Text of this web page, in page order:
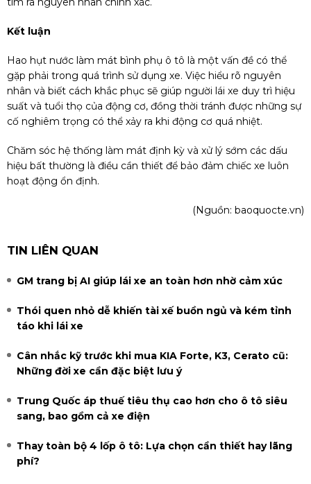
Kết luận
Hao hụt nước làm mát bình phụ ô tô là một vấn đề có thể
gặp phải trong quá trình sử dụng xe. Việc hiểu rõ nguyên
nhân và biết cách khắc phục sẽ giúp người lái xe duy trì hiệu
suất và tuổi thọ của động cơ, đồng thời tránh được những sự
cố nghiêm trọng có thể xảy ra khi động cơ quá nhiệt.
Chăm sóc hệ thống làm mát định kỳ và xử lý sớm các dấu
hiệu bất thường là điều cần thiết để bảo đảm chiếc xe luôn
hoạt động ổn định.
(Nguồn: baoquocte.vn)
TIN LIÊN QUAN
GM trang bị AI giúp lái xe an toàn hơn nhờ cảm xúc
Thói quen nhỏ dễ khiến tài xế buồn ngủ và kém tỉnh
táo khi lái xe
Cân nhắc kỹ trước khi mua KIA Forte, K3, Cerato cũ:
Những đời xe cần đặc biệt lưu ý
Trung Quốc áp thuế tiêu thụ cao hơn cho ô tô siêu
sang, bao gồm cả xe điện
Thay toàn bộ 4 lốp ô tô: Lựa chọn cần thiết hay lãng
phí?